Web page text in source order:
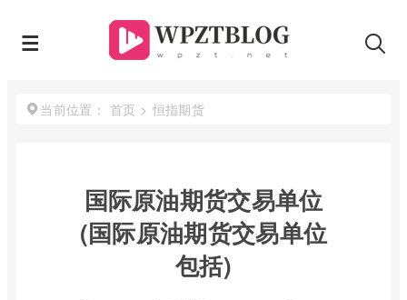
当前位置： 首页 > 恒指期货
国际原油期货交易单位
(国际原油期货交易单位
包括)